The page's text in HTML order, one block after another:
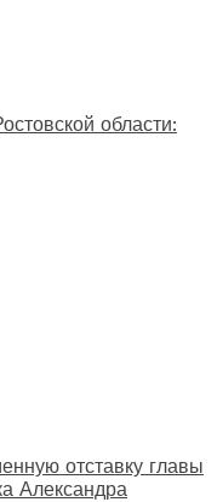
области:
отставку главы
Александра